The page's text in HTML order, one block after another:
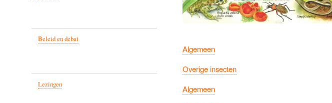
Algemeen
Overige insecten
Algemeen
Beleid en debat
Lezingen